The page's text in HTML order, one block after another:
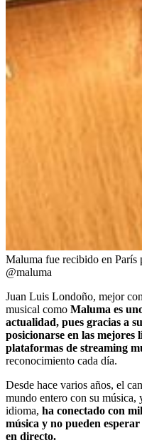
Maluma fue recibido en París
@maluma
Juan Luis Londoño, mejor
musical como Maluma es
actualidad, pues gracias a
posicionarse en las mejores
plataformas de streaming
reconocimiento cada día.
Desde hace varios años, el
mundo entero con su música,
idioma, ha conectado con
música y no pueden
en directo.